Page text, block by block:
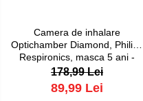
Camera de inhalare
Optichamber Diamond, Philips
Respironics, masca 5 ani -
adulti
178,99 Lei
89,99 Lei